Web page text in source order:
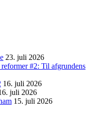
23. juli 2026
#2: Til afgrundens
16. juli 2026
juli 2026
15. juli 2026